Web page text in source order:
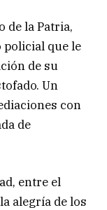
de la Patria,
policial que le
de su
Un
con
de
entre el
alegría de los